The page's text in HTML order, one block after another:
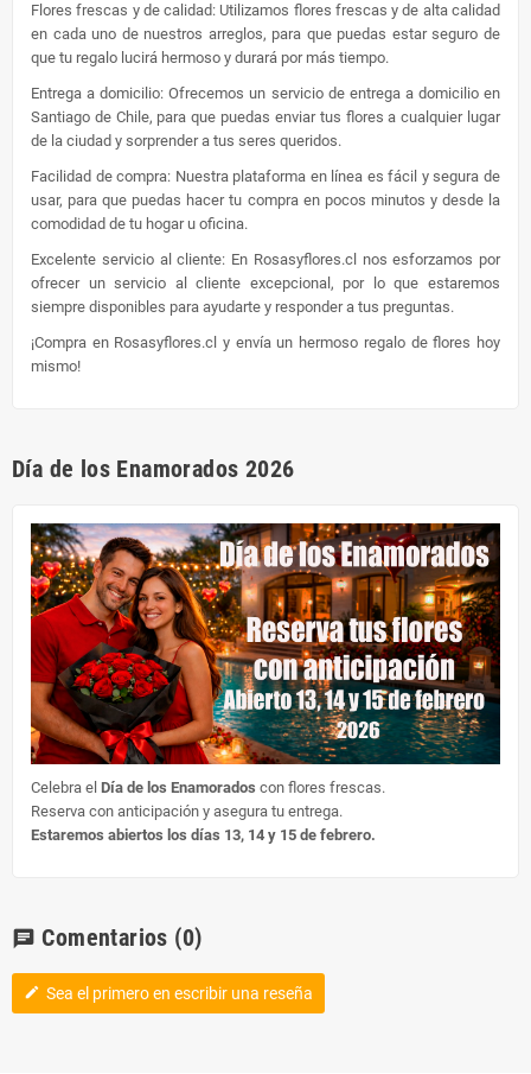
Flores frescas y de calidad: Utilizamos flores frescas y de alta calidad
en cada uno de nuestros arreglos, para que puedas estar seguro de
que tu regalo lucirá hermoso y durará por más tiempo.
Entrega a domicilio: Ofrecemos un servicio de entrega a domicilio en
Santiago de Chile, para que puedas enviar tus flores a cualquier lugar
de la ciudad y sorprender a tus seres queridos.
Facilidad de compra: Nuestra plataforma en línea es fácil y segura de
usar, para que puedas hacer tu compra en pocos minutos y desde la
comodidad de tu hogar u oficina.
Excelente servicio al cliente: En Rosasyflores.cl nos esforzamos por
ofrecer un servicio al cliente excepcional, por lo que estaremos
siempre disponibles para ayudarte y responder a tus preguntas.
¡Compra en Rosasyflores.cl y envía un hermoso regalo de flores hoy
mismo!
Día de los Enamorados 2026
Celebra el Día de los Enamorados con flores frescas.
Reserva con anticipación y asegura tu entrega.
Estaremos abiertos los días 13, 14 y 15 de febrero.
chat Comentarios (0)
edit Sea el primero en escribir una reseña